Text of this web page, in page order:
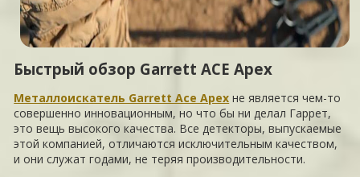
Быстрый обзор Garrett ACE Apex
Металлоискатель Garrett Ace Apex не является чем-то
совершенно инновационным, но что бы ни делал Гаррет,
это вещь высокого качества. Все детекторы, выпускаемые
этой компанией, отличаются исключительным качеством,
и они служат годами, не теряя производительности.